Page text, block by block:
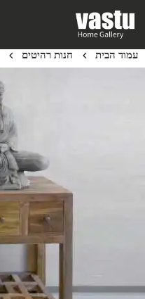
content
עמוד הבית חנות רהיטים